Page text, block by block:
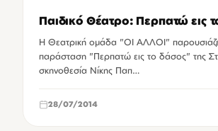
Παιδικό Θέατρο: Περπατώ εις
Η Θεατρική ομάδα "ΟΙ ΑΛΛΟΙ"
παράσταση "Περπατώ εις το δάσος" της
σκηνοθεσία Νίκης Παπ…
28/07/2014